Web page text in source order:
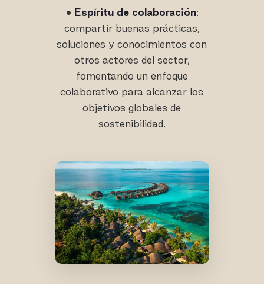
• Espíritu de colaboración:
compartir buenas prácticas,
soluciones y conocimientos con
otros actores del sector,
fomentando un enfoque
colaborativo para alcanzar los
objetivos globales de
sostenibilidad.